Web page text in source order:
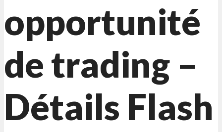
opportunité
de trading –
Détails Flash